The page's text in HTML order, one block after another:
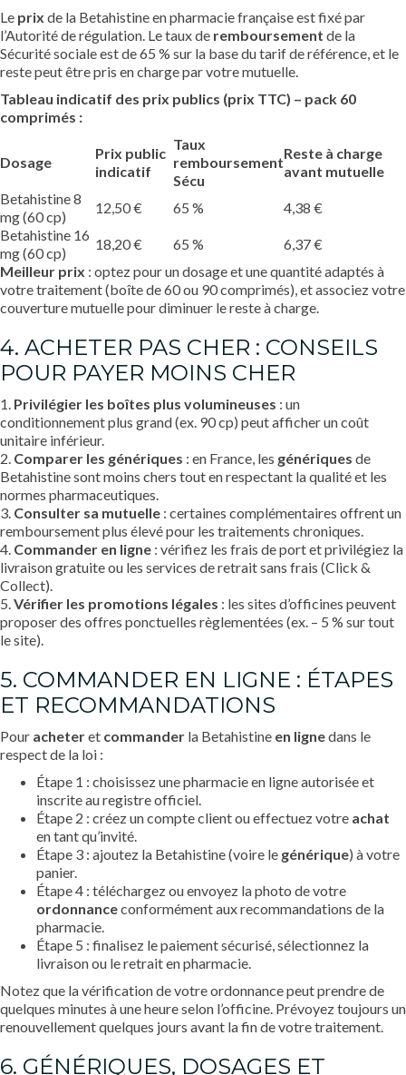
Le prix de la Betahistine en pharmacie française est fixé par
l’Autorité de régulation. Le taux de remboursement de la
Sécurité sociale est de 65 % sur la base du tarif de référence, et le
reste peut être pris en charge par votre mutuelle.
Tableau indicatif des prix publics (prix TTC) – pack 60
comprimés :
Dosage
Prix public
indicatif
Taux
remboursement
Sécu
Reste à charge
avant mutuelle
Betahistine 8
mg (60 cp)
12,50 € 65 %
4,38 €
Betahistine 16
mg (60 cp)
18,20 € 65 %
6,37 €
Meilleur prix : optez pour un dosage et une quantité adaptés à
votre traitement (boîte de 60 ou 90 comprimés), et associez votre
couverture mutuelle pour diminuer le reste à charge.
4. ACHETER PAS CHER : CONSEILS
POUR PAYER MOINS CHER
1. Privilégier les boîtes plus volumineuses : un
conditionnement plus grand (ex. 90 cp) peut afficher un coût
unitaire inférieur.
2. Comparer les génériques : en France, les génériques de
Betahistine sont moins chers tout en respectant la qualité et les
normes pharmaceutiques.
3. Consulter sa mutuelle : certaines complémentaires offrent un
remboursement plus élevé pour les traitements chroniques.
4. Commander en ligne : vérifiez les frais de port et privilégiez la
livraison gratuite ou les services de retrait sans frais (Click &
Collect).
5.Vérifier les promotions légales : les sites d’officines peuvent
proposer des offres ponctuelles règlementées (ex. – 5 % sur tout
le site).
5. COMMANDER EN LIGNE : ÉTAPES
ET RECOMMANDATIONS
Pour acheteret commander la Betahistine en lignedans le
respect de la loi :
Étape 1 : choisissez une pharmacie en ligne autorisée et
inscrite au registre officiel.
Étape 2 : créez un compte client ou effectuez votre achat
en tant qu’invité.
Étape 3 : ajoutez la Betahistine (voire le générique) à votre
panier.
Étape 4 : téléchargez ou envoyez la photo de votre
ordonnanceconformément aux recommandations de la
pharmacie.
Étape 5 : finalisez le paiement sécurisé, sélectionnez la
livraison ou le retrait en pharmacie.
Notez que la vérification de votre ordonnance peut prendre de
quelques minutes à une heure selon l’officine. Prévoyez toujours un
renouvellement quelques jours avant la fin de votre traitement.
6. GÉNÉRIQUES, DOSAGES ET